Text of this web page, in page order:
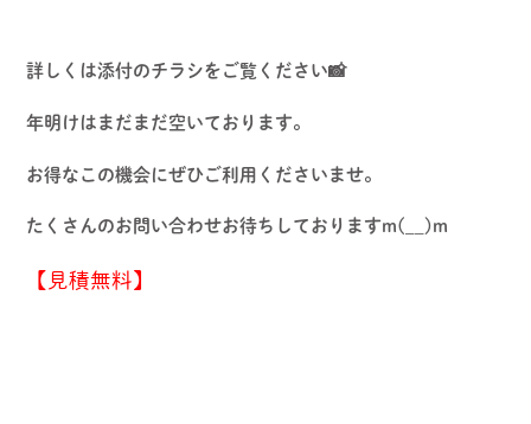
詳しくは添付のチラシをご覧ください📸
年明けはまだまだ空いております。
お得なこの機会にぜひご利用くださいませ。
たくさんのお問い合わせお待ちしておりますm(__)m
【見積無料】